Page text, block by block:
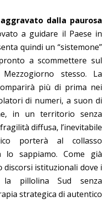
dalla paurosa
a guidare il Paese in
quindi un “sistemone”
a scommettere sul
stesso. La
più di prima nei
di numeri, a suon di
in un territorio senza
diffusa, l’inevitabile
porterà al collasso
lo sappiamo. Come già
discorsi istituzionali dove i
pillolina Sud senza
strategica di autentico